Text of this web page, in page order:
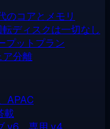
のコアとメモリ
転ディスクは一切なし
プットプラン
ア分離
APAC
載